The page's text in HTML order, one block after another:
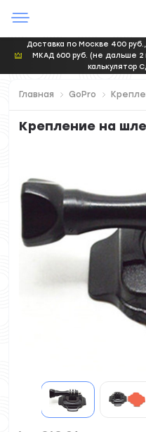
Доставка по Москве 400
МКАД 600 руб. (не дальше 2
калькулятор
Главная GoPro
Крепление на